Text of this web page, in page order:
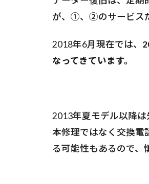
が、①、②のサービス
2018年6月現在では、
なってきています。
2013年夏モデル以降
本修理ではなく交換電
る可能性もあるので、